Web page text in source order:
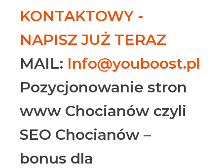
KONTAKTOWY -
NAPISZ JUŻ TERAZ
MAIL: Info@youboost.pl
Pozycjonowanie stron
www Chocianów czyli
SEO Chocianów –
bonus dla